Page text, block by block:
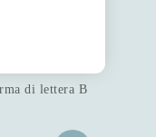
di lettera B